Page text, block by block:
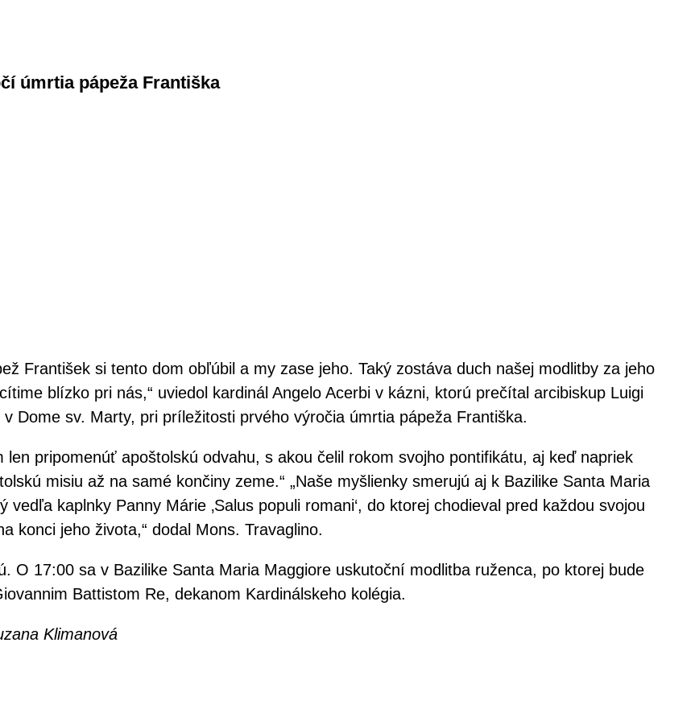
úmrtia pápeža Františka
František si tento dom obľúbil a my zase jeho. Taký zostáva duch našej modlitby za jeho
blízko pri nás,“ uviedol kardinál Angelo Acerbi v kázni, ktorú prečítal arcibiskup Luigi
Dome sv. Marty, pri príležitosti prvého výročia úmrtia pápeža Františka.
len pripomenúť apoštolskú odvahu, s akou čelil rokom svojho pontifikátu, aj keď napriek
misiu až na samé končiny zeme.“ „Naše myšlienky smerujú aj k Bazilike Santa Maria
kaplnky Panny Márie ‚Salus populi romani‘, do ktorej chodieval pred každou svojou
konci jeho života,“ dodal Mons. Travaglino.
O 17:00 sa v Bazilike Santa Maria Maggiore uskutoční modlitba ruženca, po ktorej bude
Battistom Re, dekanom Kardinálskeho kolégia.
Klimanová